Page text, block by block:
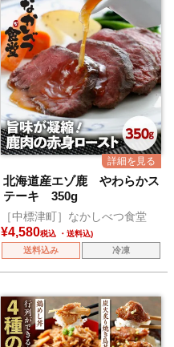
北海道産エゾ鹿 やわらかス
テーキ 350g
［中標津町］なかしべつ食堂
¥4,580税込
送料込み 冷凍